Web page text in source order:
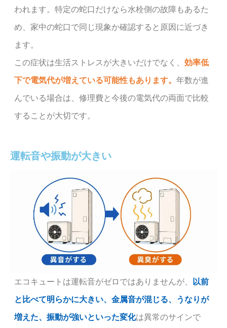
われます。特定の蛇口だけなら水栓側の故障もあるた
め、家中の蛇口で同じ現象か確認すると原因に近づき
ます。
この症状は生活ストレスが大きいだけでなく、効率低
下で電気代が増えている可能性もあります。年数が進
んでいる場合は、修理費と今後の電気代の両面で比較
することが大切です。
運転音や振動が大きい
エコキュートは運転音がゼロではありませんが、 以前
と比べて明らかに大きい、金属音が混じる、うなりが
増えた、振動が強いといった変化は異常のサインで